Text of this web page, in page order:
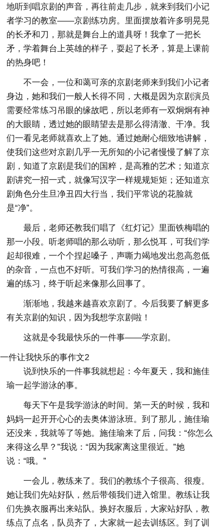
地听到唱京剧的声音，再往前走几步，就来到我们小记
者学习的教室——京剧练功房。里面摆放着许多明晃晃
的长矛和刀，那就是舞台上的道具呀！我拿了一把长
矛，学着舞台上英雄的样子，耍起了长矛，算是上课前
的热身吧！
不一会，一位和蔼可亲的京剧老师来到我们小记者
身边，她和我们一般人长得不同，大概是因为京剧演员
需要经常练习吊眼的缘故吧，所以老师有一双炯炯有神
的大眼睛，透过她的眼睛望去是那么得清澈、干净。我
们一看见老师就喜欢上了她。通过她耐心细致地讲解，
使我们这些对京剧几乎一无所知的小记者慢慢了解了京
剧，知道了京剧是我们的国粹，是高雅的艺术；知道京
剧讲究一招一式，就像写汉字一样规规矩矩；还知道京
剧角色分生旦净丑四大行当，我们平常说的花脸就
是“净”。
最后，老师还教我们唱了《红灯记》里面铁梅唱的
那一小段。听老师唱的那么动听，那么悦耳，可我们学
起却很难，一个个捏起嗓子，声嘶力竭地发出忽高忽低
的杂音，一点也不好听。可我们学习的热情很高，一遍
遍的练习，终于听起来像那么回事了。
渐渐地，我越来越喜欢京剧了。今后我要了解更多
有关京剧的知识，因为我想学京剧啦！
这就是令我最快乐的一件事——学京剧。
一件让我快乐的事作文2
说到快乐的一件事我就想起：今年夏天，我和施佳
瑜一起学游泳的事。
每天下午是我学游泳的时间。第一天的时候，我和
妈妈一起开开心心的去奥体游泳班。到了那儿，施佳瑜
还没来，我就等了等她。施佳瑜来了后，问我：“你怎么
来得这么早？”我说：“因为我家离这里很近。”她
说：“哦。”
一会儿，教练来了。我们的教练个子很高、很瘦。
她让我们先站好队，然后带领我们进入馆里。教练让我
们先换衣服再出来站队。换好衣服后，大家站好队，教
练点了点名，队员齐了，大家就一起去训练区。到了训